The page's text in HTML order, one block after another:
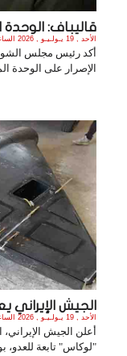
قاليباف:
الأحد , 19 يـولـيـو , 2026 الساعة 8:00:40 PM
أكد رئيس مجلس الشورى
الإصرار على الوحدة
الجيش
الأحد , 19 يـولـيـو , 2026 الساعة 7:58:51 PM
أعلن الجيش
"لوكاس" تابعة للعدو،